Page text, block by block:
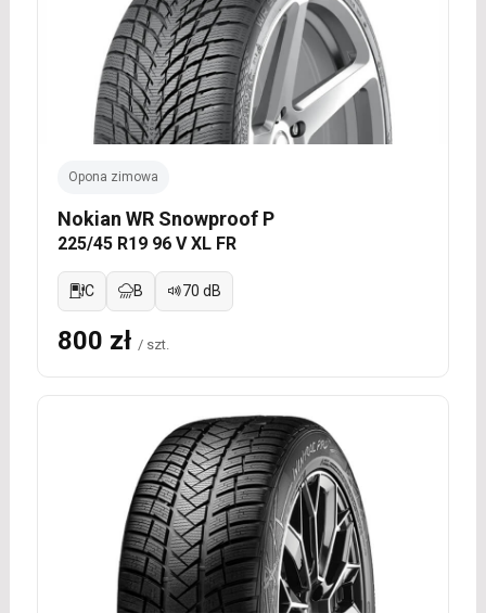
Opona zimowa
Nokian WR Snowproof P
225/45 R19 96 V XL FR
C B 70 dB
800 zł / szt.